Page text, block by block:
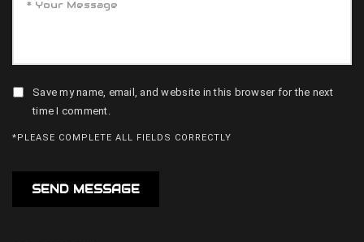
Save my name, email, and website in this browser for the next
time I comment.
*PLEASE COMPLETE ALL FIELDS CORRECTLY